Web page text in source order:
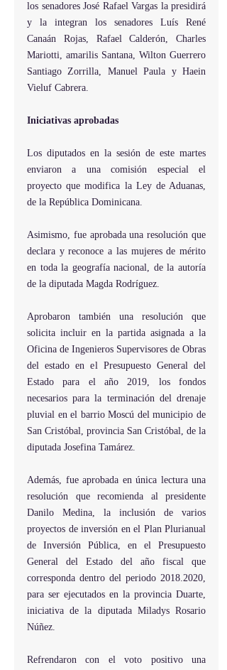
los senadores José Rafael Vargas la presidirá
y la integran los senadores Luís René
Canaán Rojas, Rafael Calderón, Charles
Mariotti, amarilis Santana, Wilton Guerrero
Santiago Zorrilla, Manuel Paula y Haein
Vieluf Cabrera.
Iniciativas aprobadas
Los diputados en la sesión de este martes
enviaron a una comisión especial el
proyecto que modifica la Ley de Aduanas,
de la República Dominicana.
Asimismo, fue aprobada una resolución que
declara y reconoce a las mujeres de mérito
en toda la geografía nacional, de la autoría
de la diputada Magda Rodríguez.
Aprobaron también una resolución que
solicita incluir en la partida asignada a la
Oficina de Ingenieros Supervisores de Obras
del estado en el Presupuesto General del
Estado para el año 2019, los fondos
necesarios para la terminación del drenaje
pluvial en el barrio Moscú del municipio de
San Cristóbal, provincia San Cristóbal, de la
diputada Josefina Tamárez.
Además, fue aprobada en única lectura una
resolución que recomienda al presidente
Danilo Medina, la inclusión de varios
proyectos de inversión en el Plan Plurianual
de Inversión Pública, en el Presupuesto
General del Estado del año fiscal que
corresponda dentro del periodo 2018.2020,
para ser ejecutados en la provincia Duarte,
iniciativa de la diputada Miladys Rosario
Núñez.
Refrendaron con el voto positivo una